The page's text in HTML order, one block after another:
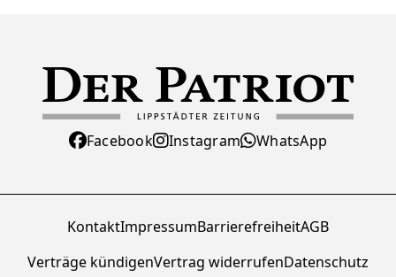
Facebook Instagram WhatsApp
KontaktImpressumBarrierefreiheitAGB
Verträge kündigenVertrag widerrufenDatenschutz